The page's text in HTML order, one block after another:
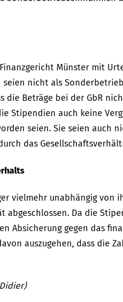
Münster mit
nicht als
die Beträge bei der GbR
Stipendien auch keine
seien. Sie seien auch
das
vielmehr unabhängig von
abgeschlossen. Da die
Absicherung gegen das
auszugehen, dass die